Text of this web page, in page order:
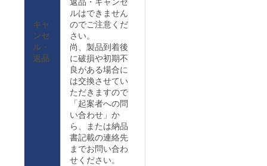
キャ
ンセ
ル・
返品
ルはできません
のでご注意くだ
さい。
尚、製品到着後
に破損や初期不
良がある場合に
は交換させてい
ただきますので
「起案者への問
い合わせ」か
ら、または納品
書記載の連絡先
までお問い合わ
せください。